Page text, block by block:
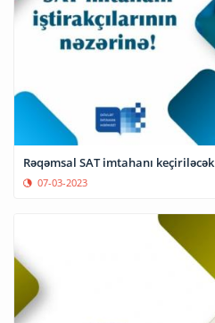
Rəqəmsal SAT imtahanı keçiriləcək
07-03-2023